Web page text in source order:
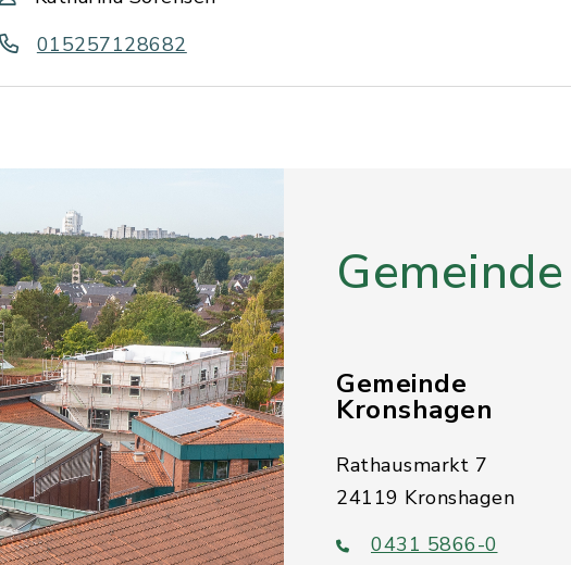
015257128682
Gemeinde
Kronshagen
Rathausmarkt 7
24119 Kronshagen
0431 5866-0